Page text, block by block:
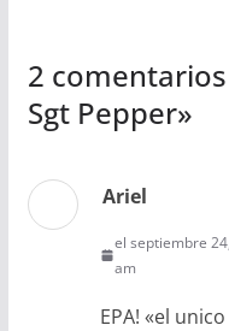
2
Sgt Pepper»
Ariel
el septiembre
am
EPA! «el